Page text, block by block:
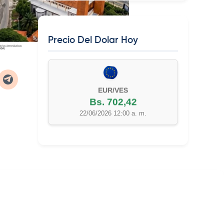
Precio Del Dolar Hoy
EUR/VES
Bs. 702,42
22/06/2026 12:00 a. m.